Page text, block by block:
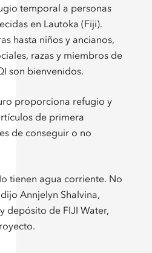
temporal a personas
en Lautoka (Fiji).
hasta niños y ancianos,
razas y miembros de
son bienvenidos.
proporciona refugio y
de primera
de conseguir o no
tienen agua corriente. No
Annjelyn Shalvina,
depósito de FIJI Water,